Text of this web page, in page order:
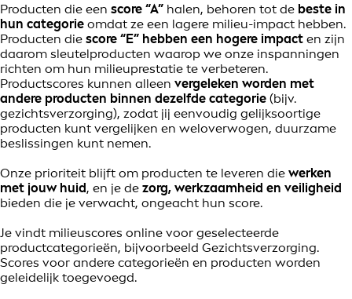
Producten die een score “A” halen, behoren tot de beste in
hun categorie omdat ze een lagere milieu-impact hebben.
Producten die score “E” hebben een hogere impact en zijn
daarom sleutelproducten waarop we onze inspanningen
richten om hun milieuprestatie te verbeteren.
Productscores kunnen alleen vergeleken worden met
andere producten binnen dezelfde categorie (bijv.
gezichtsverzorging), zodat jij eenvoudig gelijksoortige
producten kunt vergelijken en weloverwogen, duurzame
beslissingen kunt nemen.
Onze prioriteit blijft om producten te leveren die werken
met jouw huid, en je de zorg, werkzaamheid en veiligheid
bieden die je verwacht, ongeacht hun score.
Je vindt milieuscores online voor geselecteerde
productcategorieën, bijvoorbeeld Gezichtsverzorging.
Scores voor andere categorieën en producten worden
geleidelijk toegevoegd.